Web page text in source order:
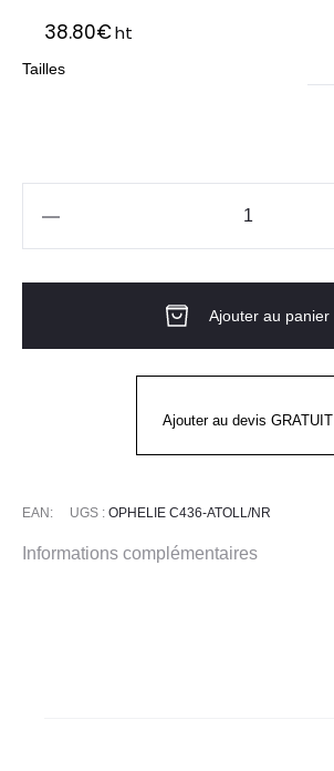
38.80€ht
Tailles
OPHELIE
Ajouter au panier
Ajouter au devis GRATUIT
EAN: UGS : OPHELIE C436-ATOLL/NR
Informations complémentaires